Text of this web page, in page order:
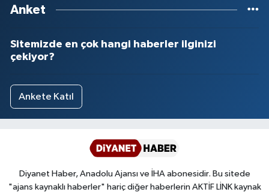
Anket
Sitemizde en çok hangi haberler ilginizi
çekiyor?
Ankete Katıl
Diyanet Haber, Anadolu Ajansı ve İHA abonesidir. Bu sitede
"ajans kaynaklı haberler" hariç diğer haberlerin AKTİF LİNK kaynak